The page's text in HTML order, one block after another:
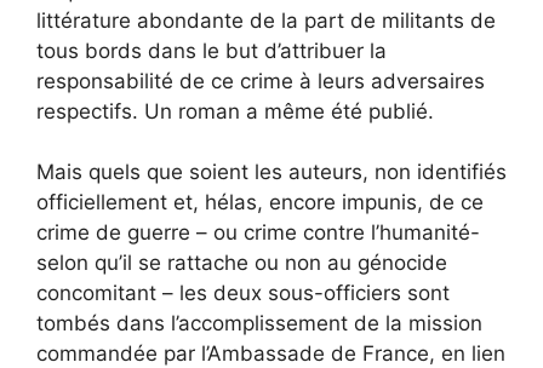
littérature abondante de la part de militants de
tous bords dans le but d’attribuer la
responsabilité de ce crime à leurs adversaires
respectifs. Un roman a même été publié.
Mais quels que soient les auteurs, non identifiés
officiellement et, hélas, encore impunis, de ce
crime de guerre – ou crime contre l’humanité-
selon qu’il se rattache ou non au génocide
concomitant – les deux sous-officiers sont
tombés dans l’accomplissement de la mission
commandée par l’Ambassade de France, en lien